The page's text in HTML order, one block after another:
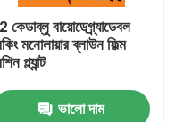
কেডাব্লু বায়োডেগ্র্যাডেবল
মনোলায়ার ব্লাউন ফিল্ম
প্ল্যান্ট
ভালো দাম